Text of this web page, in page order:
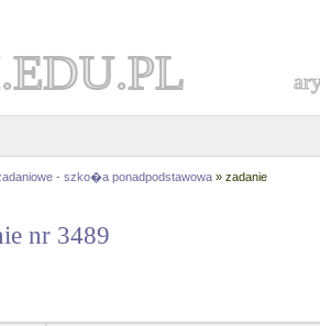
- szko�a ponadpodstawowa » zadanie
nr 3489